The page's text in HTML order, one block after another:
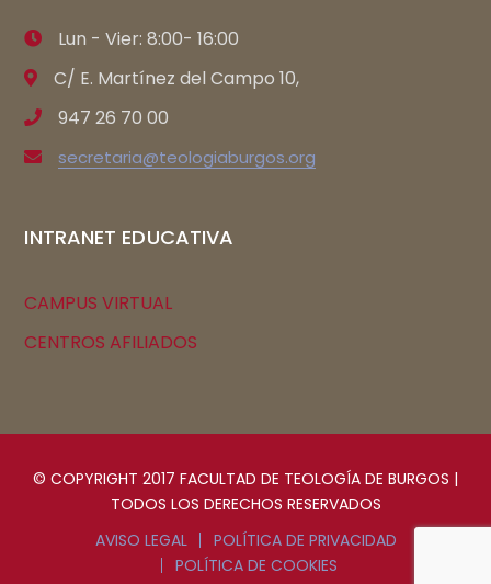
Lun - Vier: 8:00- 16:00
C/ E. Martínez del Campo 10,
947 26 70 00
secretaria@teologiaburgos.org
INTRANET EDUCATIVA
CAMPUS VIRTUAL
CENTROS AFILIADOS
© COPYRIGHT 2017 FACULTAD DE TEOLOGÍA DE BURGOS |
TODOS LOS DERECHOS RESERVADOS
AVISO LEGAL
POLÍTICA DE PRIVACIDAD
POLÍTICA DE COOKIES